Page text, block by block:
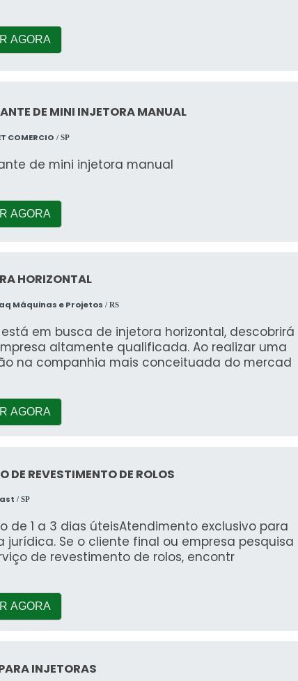
AGORA
DE MINI INJETORA MANUAL
COMERCIO / SP
de mini injetora manual
AGORA
HORIZONTAL
Máquinas e Projetos / RS
em busca de injetora horizontal, descobrirá
altamente qualificada. Ao realizar uma
na companhia mais conceituada do mercad
AGORA
DE REVESTIMENTO DE ROLOS
/ SP
de 1 a 3 dias úteisAtendimento exclusivo para
jurídica. Se o cliente final ou empresa pesquisa
de revestimento de rolos, encontr
AGORA
INJETORAS